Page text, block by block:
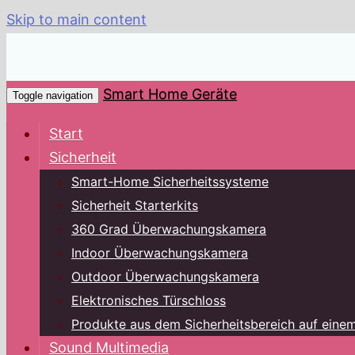
Skip to main content
Toggle navigation Smart Home Geräte
Start
Sicherheit
Smart-Home Sicherheitssysteme
Sicherheit Starterkits
360 Grad Überwachungskamera
Indoor Überwachungskamera
Outdoor Überwachungskamera
Elektronisches Türschloss
Produkte aus dem Sicherheitsbereich auf
Sound Multimedia